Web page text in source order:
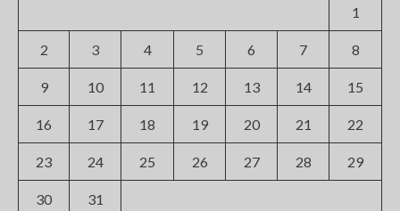
1
2 3 4 5 6 7 8
9 10 11 12 13 14 15
16 17 18 19 20 21 22
23 24 25 26 27 28 29
30 31